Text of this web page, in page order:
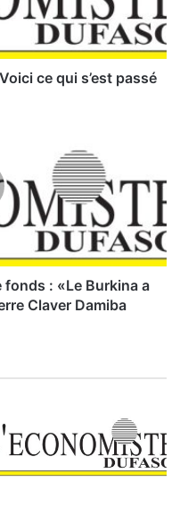
ce qui s’est passé
: «Le Burkina a
Claver Damiba